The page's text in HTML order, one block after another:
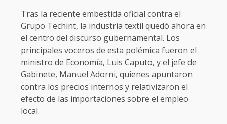
Tras la reciente embestida oficial contra el
Grupo Techint, la industria textil quedó ahora en
el centro del discurso gubernamental. Los
principales voceros de esta polémica fueron el
ministro de Economía, Luis Caputo, y el jefe de
Gabinete, Manuel Adorni, quienes apuntaron
contra los precios internos y relativizaron el
efecto de las importaciones sobre el empleo
local.